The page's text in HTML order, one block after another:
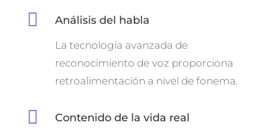
 Análisis del habla
La tecnología avanzada de
reconocimiento de voz proporciona
retroalimentación a nivel de fonema.
 Contenido de la vida real